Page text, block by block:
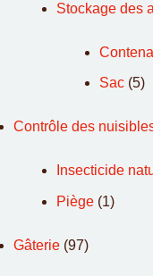
Stockage des
Sac (5)
Contrôle des
Insecticide
Piège (1)
Gâterie (97)